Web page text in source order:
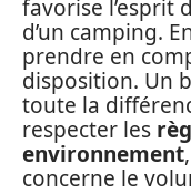
favorise l’esprit
d’un camping.
prendre en
disposition. Un
toute la
respecter les
environnement
concerne le